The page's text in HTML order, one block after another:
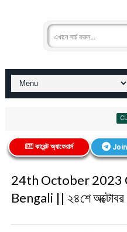
কারেন্ট অ্যাফেয়ার্স Join
24th October 2023
Bengali || ২৪শে অক্টোবর